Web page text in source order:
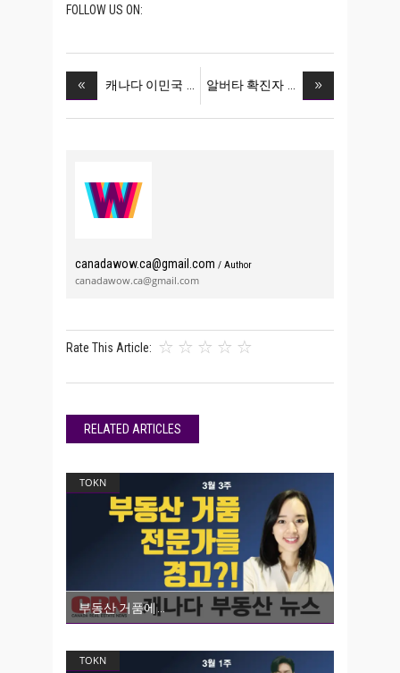
FOLLOW US ON:
캐나다 이민국 알버타 확진자
canadawow.ca@gmail.com / Author
canadawow.ca@gmail.com
Rate This Article:
RELATED ARTICLES
TOKN
부동산 거품에
TOKN